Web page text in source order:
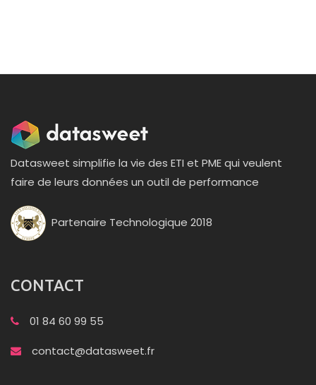
Datasweet simplifie la vie des ETI et PME qui veulent
faire de leurs données un outil de performance
Partenaire Technologique 2018
CONTACT
01 84 60 99 55
contact@datasweet.fr